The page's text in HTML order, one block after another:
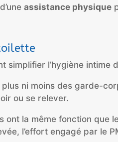
assistance physique
simplifier l’hygiène intime
ni moins des garde-
ou se relever.
ont la même fonction que
l’effort engagé par le